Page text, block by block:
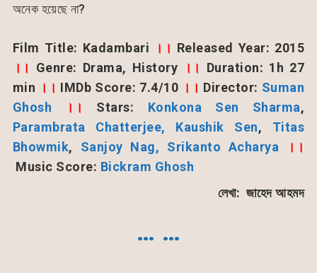
অনেক হয়েছে না?
Film Title: Kadambari ।। Released Year: 2015
।।
Genre: Drama, History ।।
Duration: 1h 27
min ।। IMDb Score: 7.4/10 ।। Director: Suman
Ghosh
।। Stars: Konkona Sen Sharma,
Parambrata Chatterjee,
Kaushik Sen, Titas
Bhowmik, Sanjoy Nag, Srikanto Acharya ।।
Music Score: Bickram Ghosh
লেখা: জাহেদ আহমদ
… …